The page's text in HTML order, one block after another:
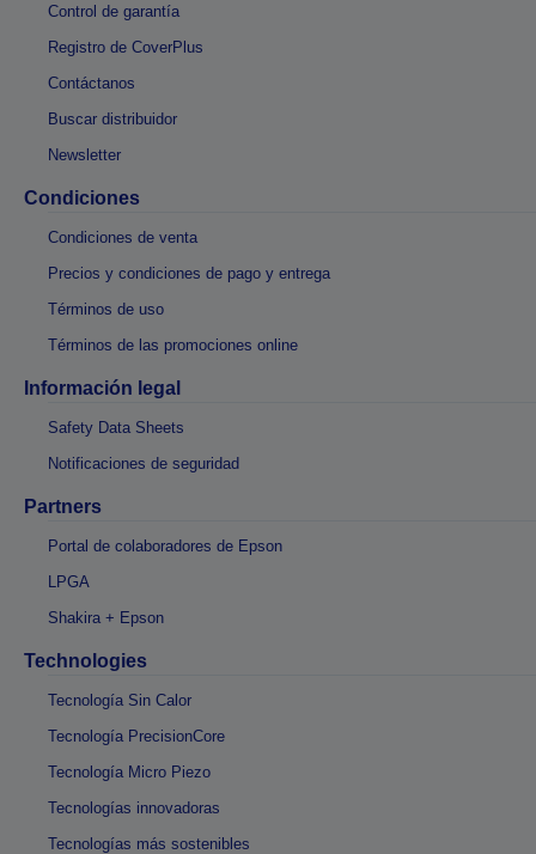
Control de garantía
Registro de CoverPlus
Contáctanos
Buscar distribuidor
Newsletter
Condiciones
Condiciones de venta
Precios y condiciones de pago y entrega
Términos de uso
Términos de las promociones online
Información legal
Safety Data Sheets
Notificaciones de seguridad
Partners
Portal de colaboradores de Epson
LPGA
Shakira + Epson
Technologies
Tecnología Sin Calor
Tecnología PrecisionCore
Tecnología Micro Piezo
Tecnologías innovadoras
Tecnologías más sostenibles